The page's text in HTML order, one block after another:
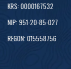
KRS: 0000167532
NIP: 951-20-85-027
REGON: 015558756